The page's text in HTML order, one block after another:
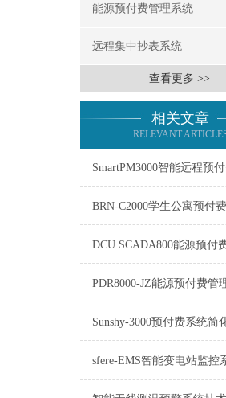
能源预付费管理系统
远程集中抄表系统
查看更多 >>
相关文章
RELEVANT
sfere-EMS智能变电站监控